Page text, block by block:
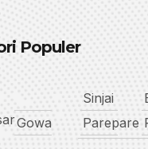
Populer
Gowa
Sinjai
Parepare